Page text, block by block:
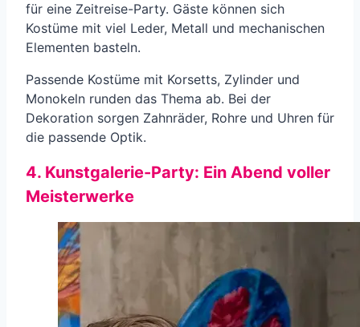
für eine Zeitreise-Party. Gäste können sich
Kostüme mit viel Leder, Metall und mechanischen
Elementen basteln.
Passende Kostüme mit Korsetts, Zylinder und
Monokeln runden das Thema ab. Bei der
Dekoration sorgen Zahnräder, Rohre und Uhren für
die passende Optik.
4. Kunstgalerie-Party: Ein Abend voller
Meisterwerke